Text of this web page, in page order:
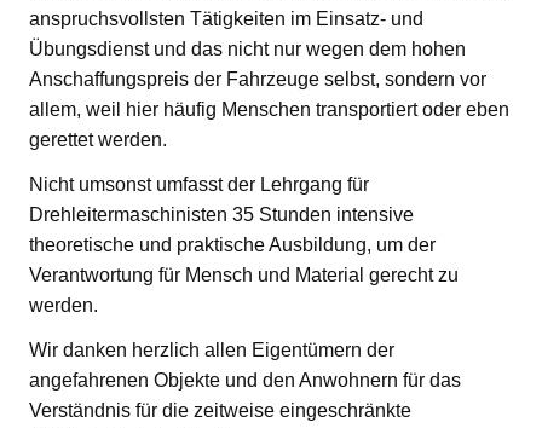
anspruchsvollsten Tätigkeiten im Einsatz- und
Übungsdienst und das nicht nur wegen dem hohen
Anschaffungspreis der Fahrzeuge selbst, sondern vor
allem, weil hier häufig Menschen transportiert oder eben
gerettet werden.
Nicht umsonst umfasst der Lehrgang für
Drehleitermaschinisten 35 Stunden intensive
theoretische und praktische Ausbildung, um der
Verantwortung für Mensch und Material gerecht zu
werden.
Wir danken herzlich allen Eigentümern der
angefahrenen Objekte und den Anwohnern für das
Verständnis für die zeitweise eingeschränkte